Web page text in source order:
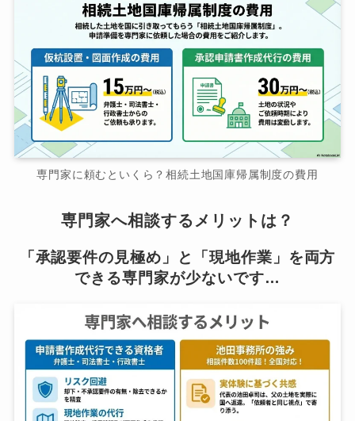
専門家に頼むといくら？相続土地国庫帰属制度の費用
専門家へ相談するメリットは？
「承認要件の見極め」と「現地作業」を両方
できる専門家が少ないです…